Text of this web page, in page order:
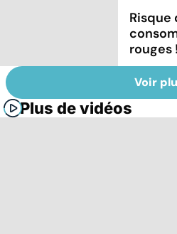
Risque
rouges !
Voir
Plus de vidéos